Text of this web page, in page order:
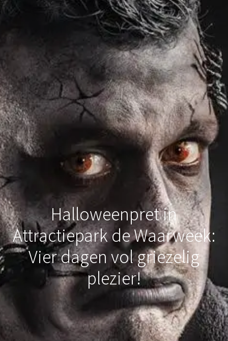
Halloweenpret in
Attractiepark de Waarweek:
Vier dagen vol griezelig
plezier!